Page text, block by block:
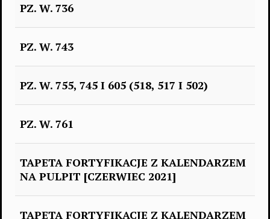
PZ. W. 736
PZ. W. 743
PZ. W. 755, 745 I 605 (518, 517 I 502)
PZ. W. 761
TAPETA FORTYFIKACJE Z KALENDARZEM
NA PULPIT [CZERWIEC 2021]
TAPETA FORTYFIKACJE Z KALENDARZEM